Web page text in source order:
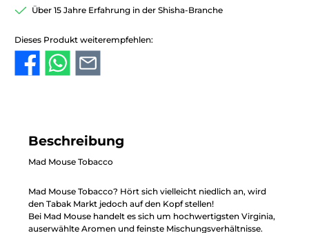
Über 15 Jahre Erfahrung in der Shisha-Branche
Dieses Produkt weiterempfehlen:
Beschreibung
Mad Mouse Tobacco
Mad Mouse Tobacco? Hört sich vielleicht niedlich an, wird
den Tabak Markt jedoch auf den Kopf stellen!
Bei Mad Mouse handelt es sich um hochwertigsten Virginia,
auserwählte Aromen und feinste Mischungsverhältnisse.